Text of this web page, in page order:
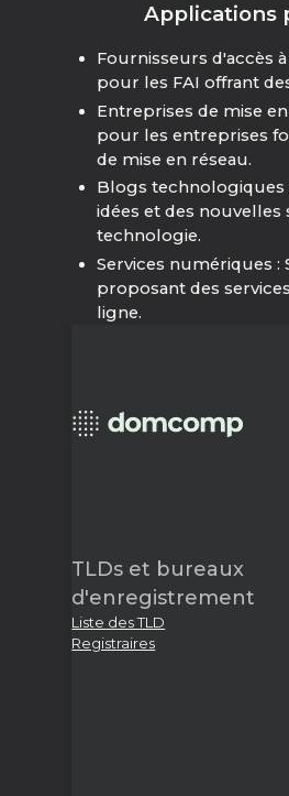
Applications
Fournisseurs d'accès
pour les FAI offrant
Entreprises de mise
pour les entreprises
de mise en réseau.
Blogs technologiques
idées et des nouvelles
technologie.
Services numériques :
proposant des
ligne.
TLDs et bureaux
d'enregistrement
Liste des TLD
Registraires